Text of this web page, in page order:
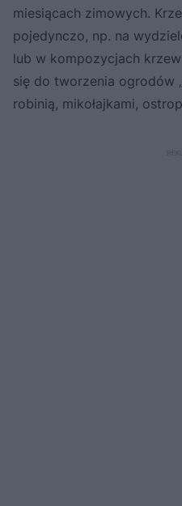
miesiącach zimowych.
pojedynczo, np. na
lub w kompozycjach
się do tworzenia ogrodów
robinią, mikołajkami,